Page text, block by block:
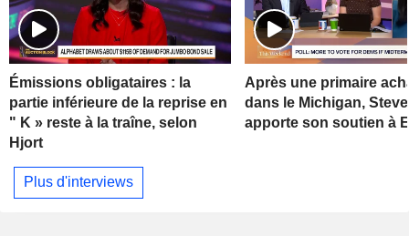
Émissions obligataires : la
partie inférieure de la reprise en
" K » reste à la traîne, selon
Hjort
Après une primaire
dans le Michigan,
apporte son soutien à
Plus d'interviews